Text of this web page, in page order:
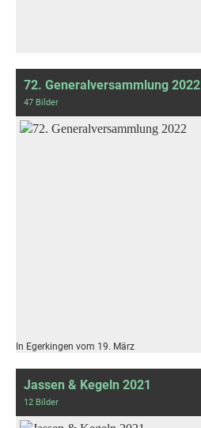
72. Generalversammlung 2022
47 Bilder
In Egerkingen vom 19. März
Jassen & Kegeln 2021
12 Bilder